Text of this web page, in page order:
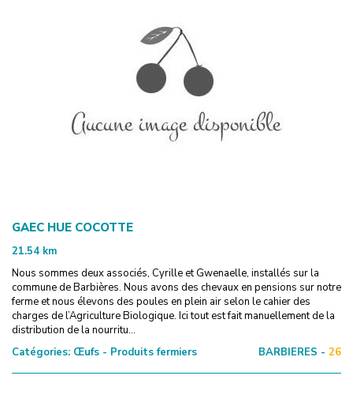
GAEC HUE COCOTTE
21.54 km
Nous sommes deux associés, Cyrille et Gwenaelle, installés sur la
commune de Barbières. Nous avons des chevaux en pensions sur notre
ferme et nous élevons des poules en plein air selon le cahier des
charges de l’Agriculture Biologique. Ici tout est fait manuellement de la
distribution de la nourritu...
Catégories: Œufs - Produits fermiers BARBIERES - 26